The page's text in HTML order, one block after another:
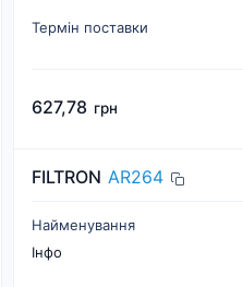
Термін поставки
627,78 грн
FILTRON AR264
Найменування
Інфо